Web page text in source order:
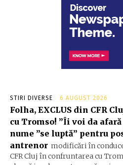
STIRI DIVERSE 6 AUGUST 2026
Folha, EXCLUS din CFR
cu Tromso! ”Îi voi da afară
nume ”se luptă” pentru
antrenor modificări în
CFR Cluj în confruntarea cu